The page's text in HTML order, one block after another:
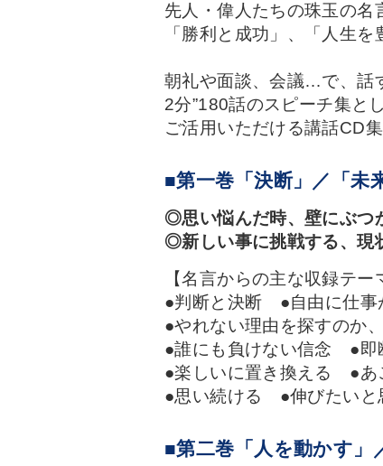
先人・偉人たちの珠玉の名
「勝利と成功」、「人生
朝礼や面談、会議…で、話
2分”180話のスピーチ集と
ご活用いただける講話CD集
■第一巻「決断」／「未
◎思い悩んだ時、壁にぶつ
◎新しい事に挑戦する、現
【名言からの主な収録テー
●判断と決断 ●自由に仕
●やれない理由を探すのか
●誰にも負けない信念 ●
●楽しいに置き換える ●あ
●思い続ける ●伸びたい
■第二巻「人を動かす」